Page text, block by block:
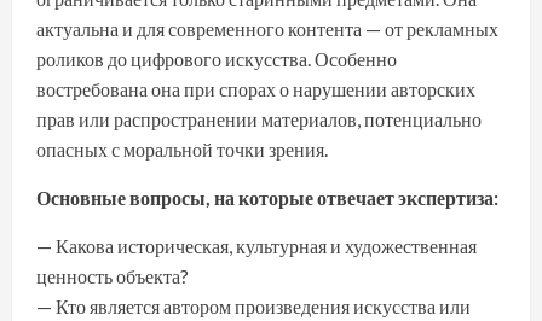
актуальна и для современного контента — от рекламных
роликов до цифрового искусства. Особенно
востребована она при спорах о нарушении авторских
прав или распространении материалов, потенциально
опасных с моральной точки зрения.
Основные вопросы, на которые отвечает экспертиза:
— Какова историческая, культурная и художественная
ценность объекта?
— Кто является автором произведения искусства или